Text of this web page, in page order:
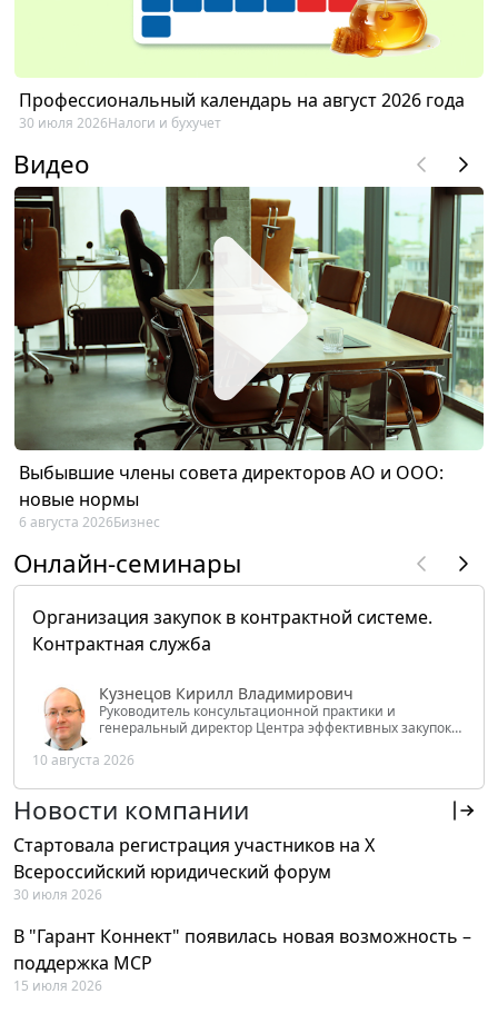
Профессиональный календарь на август 2026 года
30 июля 2026Налоги и бухучет
Видео
Выбывшие члены совета директоров АО и ООО:
новые нормы
6 августа 2026Бизнес
Онлайн-семинары
Организация закупок в контрактной системе.
Контрактная служба
Кузнецов Кирилл Владимирович
Руководитель консультационной практики и
генеральный директор Центра эффективных закупок
РФ
10 августа 2026
Новости компании
Стартовала регистрация участников на X
Всероссийский юридический форум
30 июля 2026
В "Гарант Коннект" появилась новая возможность –
поддержка MCP
15 июля 2026